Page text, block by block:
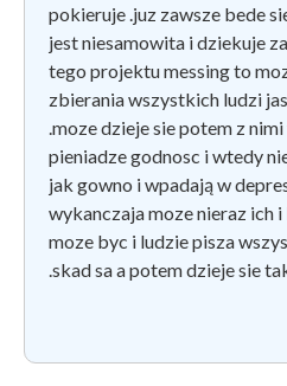
pokieruje .juz zawsze bede
jest niesamowita i dziekuje
tego projektu messing to
zbierania wszystkich ludzi
.moze dzieje sie potem z
pieniadze godnosc i wtedy
jak gowno i wpadają w
wykanczaja moze nieraz ich
moze byc i ludzie pisza
.skad sa a potem dzieje sie